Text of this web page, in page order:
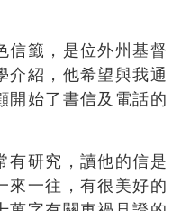
信籤，是位外州基督
介紹，他希望與我通
開始了書信及電話的
有研究，讀他的信是
來一往，有很美好的